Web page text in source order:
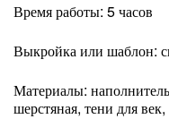
Время работы: 5 часов
Выкройка или шаблон:
Материалы:
шерстяная, тени для